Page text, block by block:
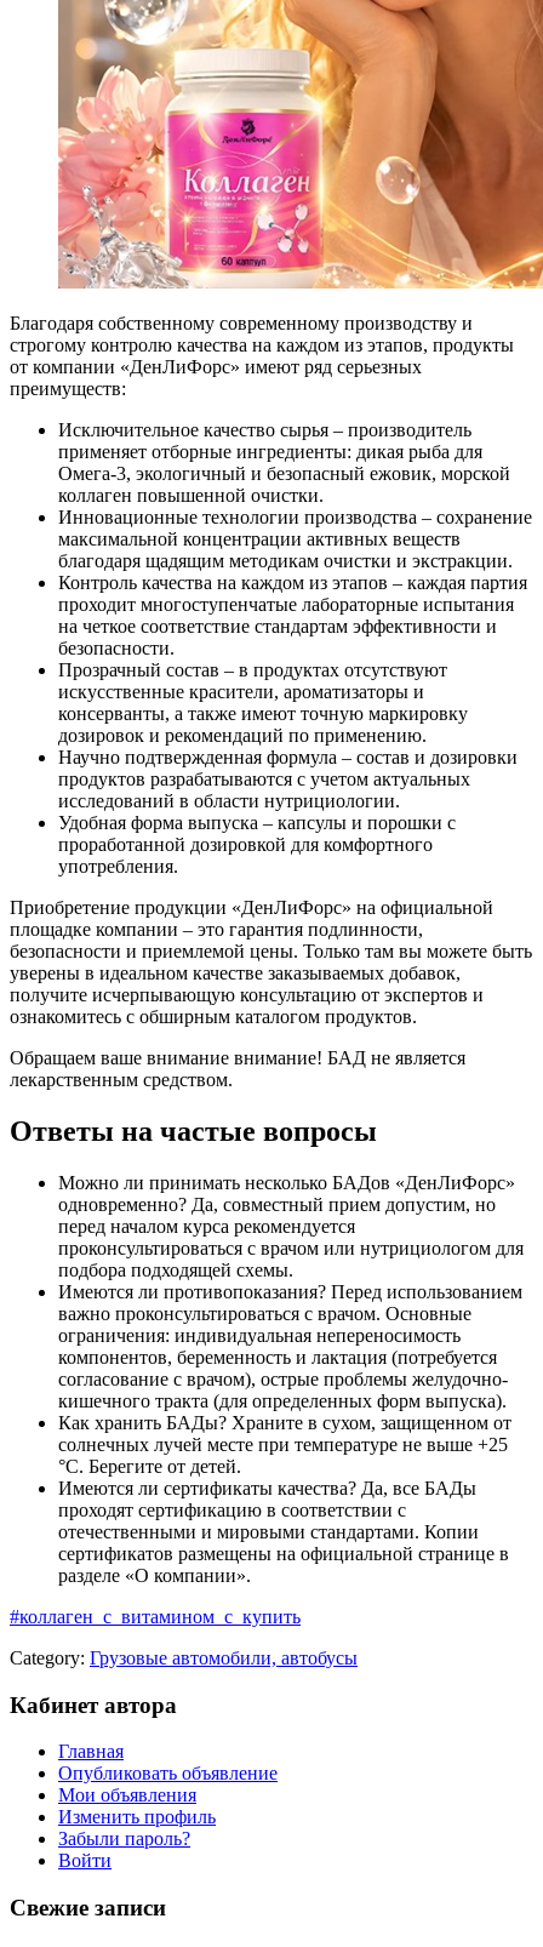
Благодаря собственному современному производству и
строгому контролю качества на каждом из этапов, продукты
от компании «ДенЛиФорс» имеют ряд серьезных
преимуществ:
Исключительное качество сырья – производитель
применяет отборные ингредиенты: дикая рыба для
Омега-3, экологичный и безопасный ежовик, морской
коллаген повышенной очистки.
Инновационные технологии производства – сохранение
максимальной концентрации активных веществ
благодаря щадящим методикам очистки и экстракции.
Контроль качества на каждом из этапов – каждая партия
проходит многоступенчатые лабораторные испытания
на четкое соответствие стандартам эффективности и
безопасности.
Прозрачный состав – в продуктах отсутствуют
искусственные красители, ароматизаторы и
консерванты, а также имеют точную маркировку
дозировок и рекомендаций по применению.
Научно подтвержденная формула – состав и дозировки
продуктов разрабатываются с учетом актуальных
исследований в области нутрициологии.
Удобная форма выпуска – капсулы и порошки с
проработанной дозировкой для комфортного
употребления.
Приобретение продукции «ДенЛиФорс» на официальной
площадке компании – это гарантия подлинности,
безопасности и приемлемой цены. Только там вы можете быть
уверены в идеальном качестве заказываемых добавок,
получите исчерпывающую консультацию от экспертов и
ознакомитесь с обширным каталогом продуктов.
Обращаем ваше внимание внимание! БАД не является
лекарственным средством.
Ответы на частые вопросы
Можно ли принимать несколько БАДов «ДенЛиФорс»
одновременно? Да, совместный прием допустим, но
перед началом курса рекомендуется
проконсультироваться с врачом или нутрициологом для
подбора подходящей схемы.
Имеются ли противопоказания? Перед использованием
важно проконсультироваться с врачом. Основные
ограничения: индивидуальная непереносимость
компонентов, беременность и лактация (потребуется
согласование с врачом), острые проблемы желудочно-
кишечного тракта (для определенных форм выпуска).
Как хранить БАДы? Храните в сухом, защищенном от
солнечных лучей месте при температуре не выше +25
°C. Берегите от детей.
Имеются ли сертификаты качества? Да, все БАДы
проходят сертификацию в соответствии с
отечественными и мировыми стандартами. Копии
сертификатов размещены на официальной странице в
разделе «О компании».
#коллаген_с_витамином_с_купить
Category: Грузовые автомобили, автобусы
Кабинет автора
Главная
Опубликовать объявление
Мои объявления
Изменить профиль
Забыли пароль?
Войти
Свежие записи